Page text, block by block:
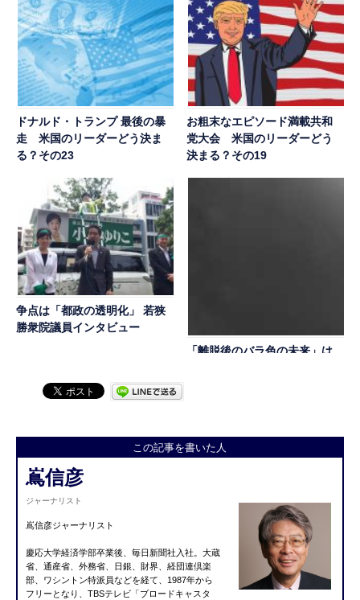
ドナルド・トランプ 最後の暴
走 米国のリーダーどう決ま
る？その23
お粗末なエピソード満載共和
党大会 米国のリーダーどう
決まる？その19
争点は「都政の透明化」 若狭
勝衆院議員インタビュー
「離脱後のバラ色の未来」は
この記事を書いた人
嶌信彦
ジャーナリスト
嶌信彦ジャーナリスト
慶応大学経済学部卒業後、毎日新聞社入社。大蔵
省、通産省、外務省、日銀、財界、経団連倶楽
部、ワシントン特派員などを経て、1987年から
フリーとなり、TBSテレビ「ブロードキャスタ